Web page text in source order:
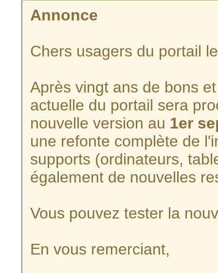
Annonce
Chers usagers du portail
Après vingt ans de bons
actuelle du portail sera
nouvelle version au 1er
une refonte complète de
supports (ordinateurs,
également de nouvelles
Vous pouvez tester la
En vous remerciant,